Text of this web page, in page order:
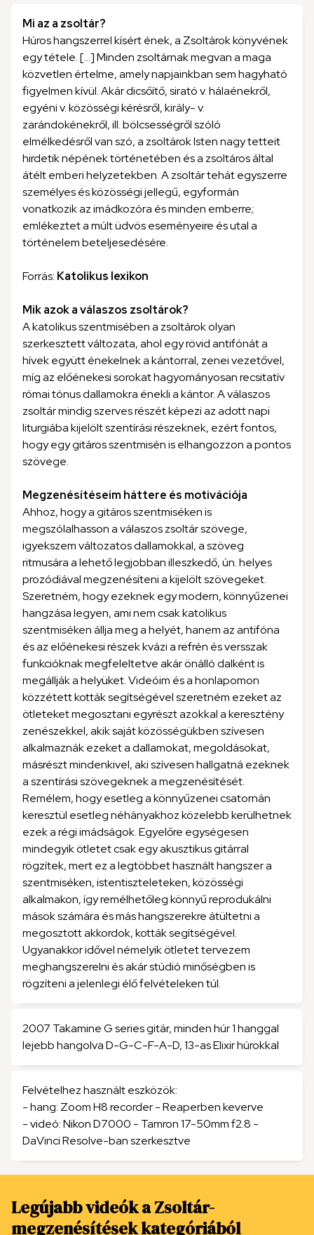
Mi az a zsoltár?
Húros hangszerrel kísért ének, a Zsoltárok könyvének
egy tétele. [...] Minden zsoltárnak megvan a maga
közvetlen értelme, amely napjainkban sem hagyható
figyelmen kívül. Akár dicsőítő, sirató v. hálaénekről,
egyéni v. közösségi kérésről, király- v.
zarándokénekről, ill. bölcsességről szóló
elmélkedésről van szó, a zsoltárok Isten nagy tetteit
hirdetik népének történetében és a zsoltáros által
átélt emberi helyzetekben. A zsoltár tehát egyszerre
személyes és közösségi jellegű, egyformán
vonatkozik az imádkozóra és minden emberre;
emlékeztet a múlt üdvös eseményeire és utal a
történelem beteljesedésére.
Forrás: Katolikus lexikon
Mik azok a válaszos zsoltárok?
A katolikus szentmisében a zsoltárok olyan
szerkesztett változata, ahol egy rövid antifónát a
hívek együtt énekelnek a kántorral, zenei vezetővel,
míg az előénekesi sorokat hagyományosan recsitatív
római tónus dallamokra énekli a kántor. A válaszos
zsoltár mindig szerves részét képezi az adott napi
liturgiába kijelölt szentírási részeknek, ezért fontos,
hogy egy gitáros szentmisén is elhangozzon a pontos
szövege.
Megzenésítéseim háttere és motivációja
Ahhoz, hogy a gitáros szentmiséken is
megszólalhasson a válaszos zsoltár szövege,
igyekszem változatos dallamokkal, a szöveg
ritmusára a lehető legjobban illeszkedő, ún. helyes
prozódiával megzenésíteni a kijelölt szövegeket.
Szeretném, hogy ezeknek egy modern, könnyűzenei
hangzása legyen, ami nem csak katolikus
szentmiséken állja meg a helyét, hanem az antifóna
és az előénekesi részek kvázi a refrén és versszak
funkcióknak megfeleltetve akár önálló dalként is
megállják a helyüket. Videóim és a honlapomon
közzétett kották segítségével szeretném ezeket az
ötleteket megosztani egyrészt azokkal a keresztény
zenészekkel, akik saját közösségükben szívesen
alkalmaznák ezeket a dallamokat, megoldásokat,
másrészt mindenkivel, aki szívesen hallgatná ezeknek
a szentírási szövegeknek a megzenésítését.
Remélem, hogy esetleg a könnyűzenei csatornán
keresztül esetleg néhányakhoz közelebb kerülhetnek
ezek a régi imádságok. Egyelőre egységesen
mindegyik ötletet csak egy akusztikus gitárral
rögzítek, mert ez a legtöbbet használt hangszer a
szentmiséken, istentiszteleteken, közösségi
alkalmakon, így remélhetőleg könnyű reprodukálni
mások számára és más hangszerekre átültetni a
megosztott akkordok, kották segítségével.
Ugyanakkor idővel némelyik ötletet tervezem
meghangszerelni és akár stúdió minőségben is
rögzíteni a jelenlegi élő felvételeken túl.
2007 Takamine G series gitár, minden húr 1 hanggal
lejebb hangolva D-G-C-F-A-D, 13-as Elixir húrokkal
Felvételhez használt eszközök:
- hang: Zoom H8 recorder - Reaperben keverve
- videó: Nikon D7000 - Tamron 17-50mm f2.8 -
DaVinci Resolve-ban szerkesztve
Legújabb videók a Zsoltár-
megzenésítések kategóriából